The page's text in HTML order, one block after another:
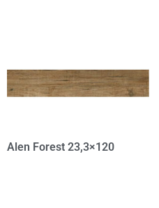
Alen Forest 23,3×120